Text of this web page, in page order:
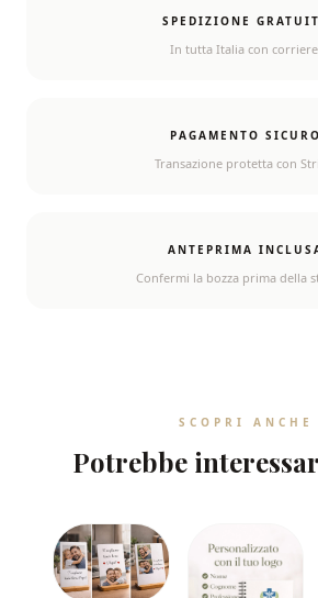
SPEDIZIONE
In tutta Italia con
PAGAMENTO SICURO
Transazione protetta con
ANTEPRIMA
Confermi la bozza prima della
SCOPRI ANCHE
Potrebbe